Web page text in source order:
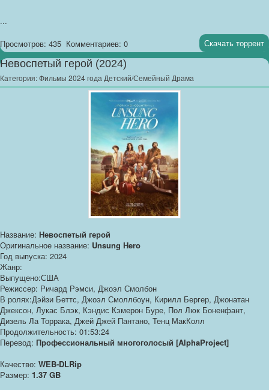
...
Просмотров: 435 Комментариев: 0 Скачать торрент
Невоспетый герой (2024)
Категория:Фильмы 2024 года Детский/Семейный Драма
Название: Невоспетый герой
Оригинальное название: Unsung Hero
Год выпуска: 2024
Жанр:
Выпущено:США
Режиссер: Ричард Рэмси, Джоэл Смолбон
В ролях:Дэйзи Беттс, Джоэл Смоллбоун, Кирилл Бергер, Джонатан
Джексон, Лукас Блэк, Кэндис Кэмерон Буре, Пол Люк Боненфант,
Дизель Ла Торрака, Джей Джей Пантано, Тенц МакКолл
Продолжительность: 01:53:24
Перевод: Профессиональный многоголосый [AlphaProject]
Качество: WEB-DLRip
Размер: 1.37 GB